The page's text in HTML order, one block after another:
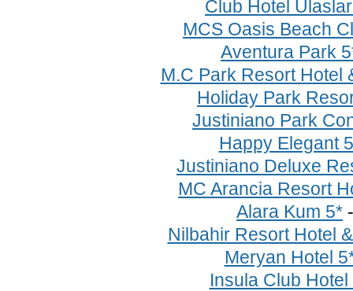
Club Hotel
MCS Oasis Beach
Aventura Park
M.C Park Resort Hotel
Holiday Park
Justiniano Park
Happy Elegant
Justiniano Deluxe
MC Arancia Resort
Alara Kum 5*
Nilbahir Resort Hotel
Meryan Hotel
Insula Club Hotel